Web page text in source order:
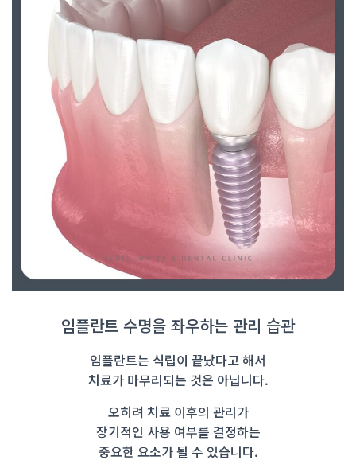
임플란트 수명을 좌우하는 관리 습관
임플란트는 식립이 끝났다고 해서
치료가 마무리되는 것은 아닙니다.
오히려 치료 이후의 관리가
장기적인 사용 여부를 결정하는
중요한 요소가 될 수 있습니다.